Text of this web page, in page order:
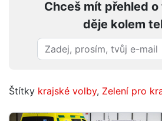
Chceš mít přehled o
děje kolem
Štítky krajské volby, Zelení pro